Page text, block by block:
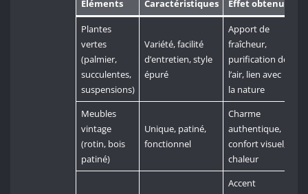
Éléments Caractéristiques Effet obtenu
Plantes
vertes
(palmier,
succulentes,
suspensions)
Variété, facilité
d’entretien, style
épuré
Apport de
fraîcheur,
purification de
l’air, lien avec
la nature
Meubles
vintage
(rotin, bois
patiné)
Unique, patiné,
fonctionnel
Charme
authentique,
confort visuel,
chaleur
Accent